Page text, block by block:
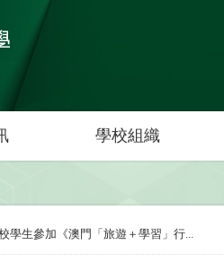
學校組織
學生參加《澳門「旅遊＋學習」行...